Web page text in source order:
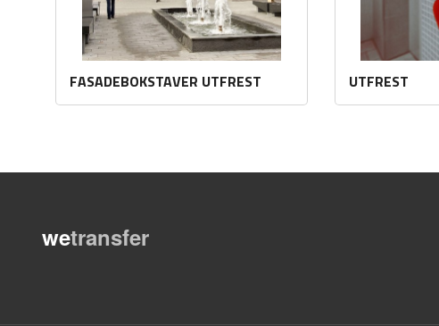
FASADEBOKSTAVER UTFREST UTFREST
wetransfer